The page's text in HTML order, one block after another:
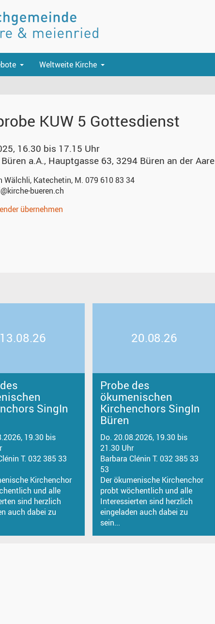
Weltweite Kirche
KUW 5 Gottesdienst
16.30 bis 17.15 Uhr
a.A., Hauptgasse 63, 3294 Büren an der Aare
Wälchli, Katechetin, M. 079 610 83 34
bueren.ch
übernehmen
13.08.26
SingIn
19.30 bis
T. 032 385 33
Kirchenchor
und alle
sind herzlich
auch dabei zu
20.08.26
Probe des
ökumenischen
Kirchenchors SingIn
Büren
Do. 20.08.2026, 19.30 bis
21.30 Uhr
Barbara Clénin T. 032 385 33
53
Der ökumenische Kirchenchor
probt wöchentlich und alle
Interessierten sind herzlich
eingeladen auch dabei zu
sein...